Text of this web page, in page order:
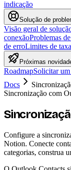
indicação
Solução de
Visão geral de
conexãoProblemas
de erroLimites de taxa
Próximas
RoadmapSolicitar
Docs
Sincronização com
Configure a
Notion. Conecte
categorias, construa